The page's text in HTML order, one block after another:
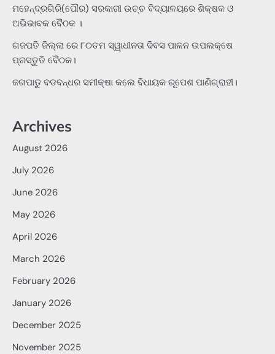
ମହେନ୍ଦ୍ରଗିରି(ପୌର) ସରକାରୀ ଉଚ୍ଚ ବିଦ୍ୟାଳୟରେ ଶିକ୍ଷକ ଓ
ଅଭିଭାବକ ବୈଠକ ।
ଗଜପତି ଜିଲ୍ଲା ରେ ୮୦ତମ ସ୍ୱାଧୀନତା ଦିବସ ପାଳନ ଉପଲକ୍ଷେ
ପ୍ରସ୍ତୁତି ବୈଠକ।
ଜଗପାଡୁ ବଡବନ୍ଧର ସମୀକ୍ଷା କଲେ ବିଧାୟକ ରୂପେଶ ପାଣିଗ୍ରାହୀ।
Archives
August 2026
July 2026
June 2026
May 2026
April 2026
March 2026
February 2026
January 2026
December 2025
November 2025